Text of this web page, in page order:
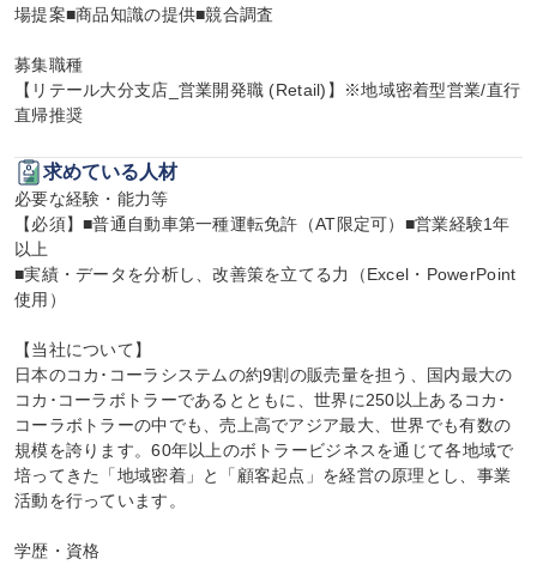
場提案■商品知識の提供■競合調査
募集職種
【リテール大分支店_営業開発職 (Retail)】※地域密着型営業/直行
直帰推奨
求めている人材
必要な経験・能力等
【必須】■普通自動車第一種運転免許（AT限定可）■営業経験1年
以上
■実績・データを分析し、改善策を立てる力（Excel・PowerPoint
使用）
【当社について】
日本のコカ･コーラシステムの約9割の販売量を担う、国内最大の
コカ･コーラボトラーであるとともに、世界に250以上あるコカ･
コーラボトラーの中でも、売上高でアジア最大、世界でも有数の
規模を誇ります。60年以上のボトラービジネスを通じて各地域で
培ってきた「地域密着」と「顧客起点」を経営の原理とし、事業
活動を行っています。
学歴・資格